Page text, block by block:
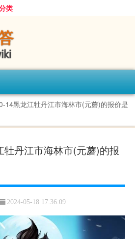
类
14黑龙江牡丹江市海林市(元蘑)的报价是
丹江市海林市(元蘑)的报
2024-05-18 17:36:09